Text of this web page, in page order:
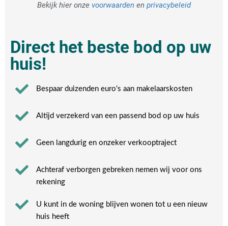
Bekijk hier onze voorwaarden en privacybeleid
Direct het beste bod op uw
huis!
Bespaar duizenden euro's aan makelaarskosten
Altijd verzekerd van een passend bod op uw huis
Geen langdurig en onzeker verkooptraject
Achteraf verborgen gebreken nemen wij voor ons
rekening​
U kunt in de woning blijven wonen tot u een nieuw
huis heeft​